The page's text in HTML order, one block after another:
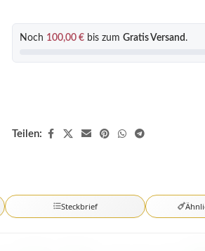
Noch 100,00 € bis zum Gratis Versand .
Teilen:
Steckbrief